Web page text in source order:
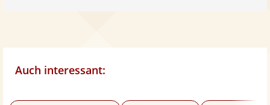
Auch interessant: